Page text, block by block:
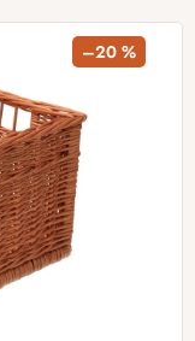
–20 %